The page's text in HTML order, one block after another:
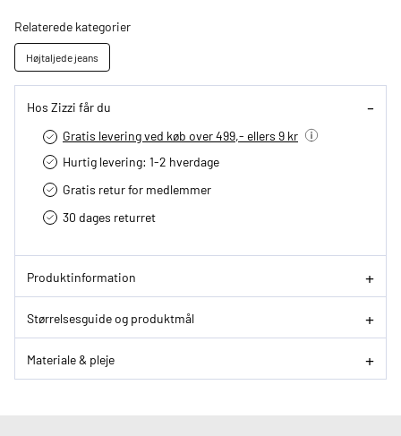
Relaterede kategorier
Højtaljede jeans
Hos Zizzi får du
Gratis levering ved køb over 499,- ellers 9 kr
Hurtig levering­: 1-2 hverdage
Gratis retur for medlemmer
30 dages returret
Produktinformation
Størrelsesguide og produktmål
Materiale & pleje